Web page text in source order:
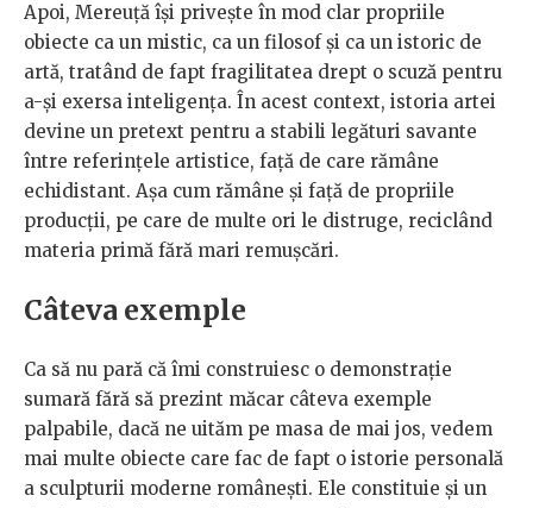
Apoi, Mereuță își privește în mod clar propriile
obiecte ca un mistic, ca un filosof și ca un istoric de
artă, tratând de fapt fragilitatea drept o scuză pentru
a-și exersa inteligența. În acest context, istoria artei
devine un pretext pentru a stabili legături savante
între referințele artistice, față de care rămâne
echidistant. Așa cum rămâne și față de propriile
producții, pe care de multe ori le distruge, reciclând
materia primă fără mari remușcări.
Câteva exemple
Ca să nu pară că îmi construiesc o demonstrație
sumară fără să prezint măcar câteva exemple
palpabile, dacă ne uităm pe masa de mai jos, vedem
mai multe obiecte care fac de fapt o istorie personală
a sculpturii moderne românești. Ele constituie și un